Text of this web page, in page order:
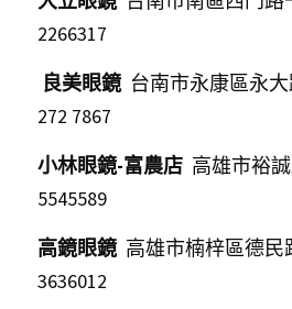
2266317
良美眼鏡
台南市永康區永
272 7867
小林眼鏡-富農店 高雄市裕
5545589
高鏡眼鏡 高雄市楠梓區德民
3636012